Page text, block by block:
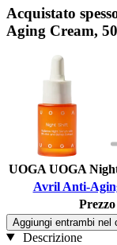
Acquistato
Aging Cream,
UOGA UOGA
Avril Anti-
Aggiungi entrambi nel
Descrizione